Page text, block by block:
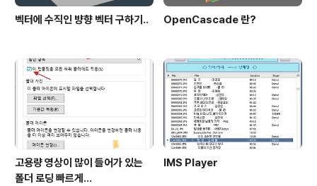
벡터에 수직인 뱡향 벡터 구하기.. OpenCascade 란?
고용량 영상이 많이 들어가 있는
폴더 로딩 빠르게...
IMS Player